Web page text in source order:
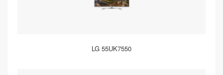
LG 55UK7550